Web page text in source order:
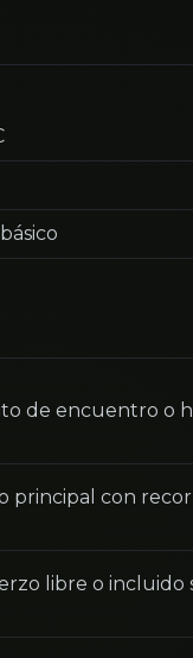
de encuentro o
principal con
libre o